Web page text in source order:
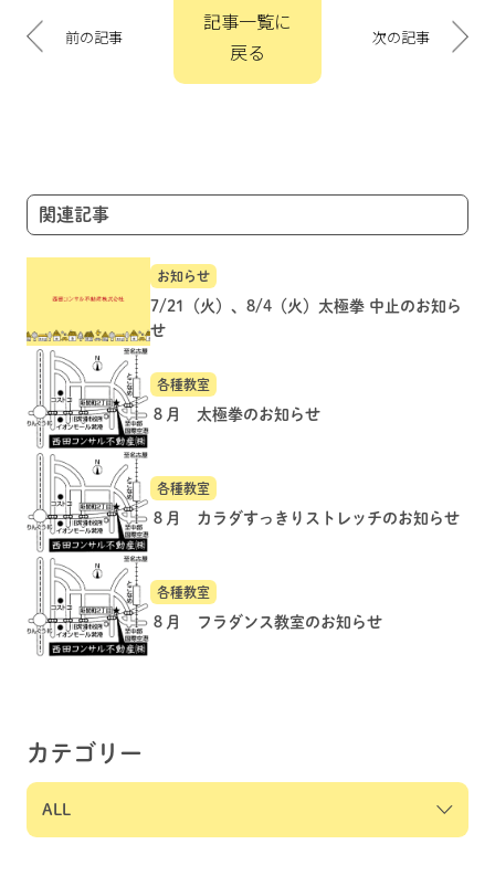
稿
ナ
ョ
ン
前の記事
記事一覧に
戻る
次の記事
関連記事
お知らせ
7/21（火）、8/4（火）太極拳 中止のお知ら
せ
各種教室
８月 太極拳のお知らせ
各種教室
８月 カラダすっきりストレッチのお知らせ
各種教室
８月 フラダンス教室のお知らせ
カテゴリー